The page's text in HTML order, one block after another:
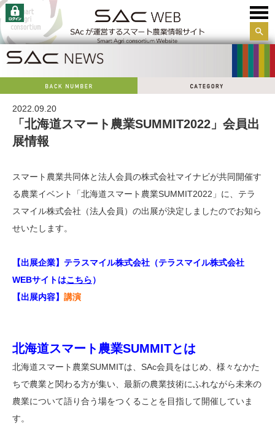
サイ
2022.09.20
「北海道スマート農業SUMMIT2022」会員出
展情報
スマート農業共同体と法人会員の株式会社マイナビが共同開催す
る農業イベント「北海道スマート農業SUMMIT2022」に、テラ
スマイル株式会社（法人会員）の出展が決定しましたのでお知ら
せいたします。
【出展企業】テラスマイル株式会社（テラスマイル株式会社
WEBサイトはこちら）
【出展内容】 講演
北海道スマート農業SUMMITとは
北海道スマート農業SUMMITは、SAc会員をはじめ、様々なかた
ちで農業と関わる方が集い、最新の農業技術にふれながら未来の
農業について語り合う場をつくることを目指して開催していま
す。